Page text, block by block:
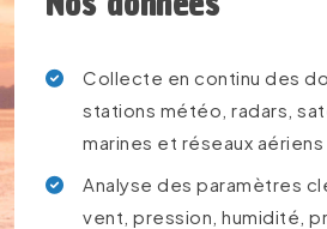
Collecte en continu des
stations météo, radars,
marines et réseaux aériens
Analyse des paramètres
vent, pression, humidité,